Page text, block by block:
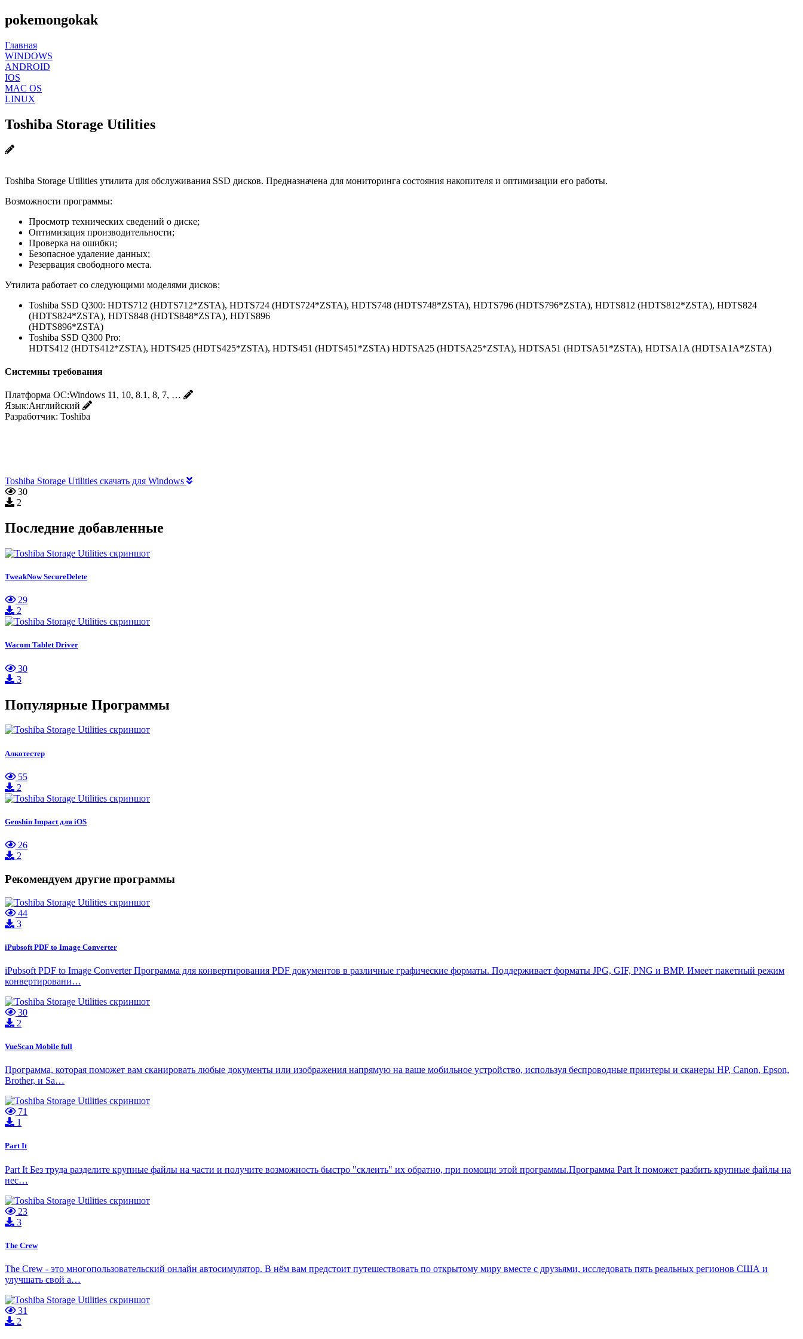
pokemongokak
Главная
WINDOWS
ANDROID
IOS
MAC OS
LINUX
Toshiba Storage Utilities
Toshiba Storage Utilities утилита для обслуживания SSD дисков. Предназначена для мониторинга состояния накопителя и оптимизации его работы.
Возможности программы:
Просмотр технических сведений о диске;
Оптимизация производительности;
Проверка на ошибки;
Безопасное удаление данных;
Резервация свободного места.
Утилита работает со следующими моделями дисков:
Toshiba SSD Q300: HDTS712 (HDTS712*ZSTA), HDTS724 (HDTS724*ZSTA), HDTS748 (HDTS748*ZSTA), HDTS796 (HDTS796*ZSTA), HDTS812 (HDTS812*ZSTA), HDTS824
(HDTS824*ZSTA), HDTS848 (HDTS848*ZSTA), HDTS896
(HDTS896*ZSTA)
Toshiba SSD Q300 Pro:
HDTS412 (HDTS412*ZSTA), HDTS425 (HDTS425*ZSTA), HDTS451 (HDTS451*ZSTA) HDTSA25 (HDTSA25*ZSTA), HDTSA51 (HDTSA51*ZSTA), HDTSA1A (HDTSA1A*ZSTA)
Системны требования
Платформа ОС:Windows 11, 10, 8.1, 8, 7, …
Язык:Английский
Разработчик: Toshiba
Toshiba Storage Utilities скачать для Windows
30
2
Последние добавленные
TweakNow SecureDelete
29
2
Wacom Tablet Driver
30
3
Популярные Программы
Алкотестер
55
2
Genshin Impact для iOS
26
2
Рекомендуем другие программы
44
3
iPubsoft PDF to Image Converter
iPubsoft PDF to Image Converter Программа для конвертирования PDF документов в различные графические форматы. Поддерживает форматы JPG, GIF, PNG и BMP. Имеет пакетный режим
конвертировани…
30
2
VueScan Mobile full
Программа, которая поможет вам сканировать любые документы или изображения напрямую на ваше мобильное устройство, используя беспроводные принтеры и сканеры HP, Canon, Epson,
Brother, и Sa…
71
1
Part It
Part It Без труда разделите крупные файлы на части и получите возможность быстро "склеить" их обратно, при помощи этой программы.Программа Part It поможет разбить крупные файлы на
нес…
23
3
The Crew
The Crew - это многопользовательский онлайн автосимулятор. В нём вам предстоит путешествовать по открытому миру вместе с друзьями, исследовать пять реальных регионов США и
улучшать свой а…
31
2